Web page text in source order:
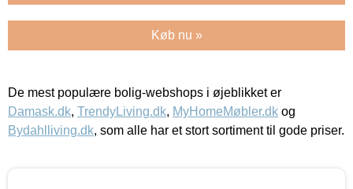
Køb nu »
De mest populære bolig-webshops i øjeblikket er
Damask.dk, TrendyLiving.dk, MyHomeMøbler.dk og
Bydahlliving.dk, som alle har et stort sortiment til gode priser.